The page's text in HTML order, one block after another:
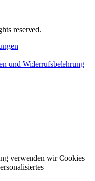
reserved.
und Widerrufsbelehrung
verwenden wir Cookies